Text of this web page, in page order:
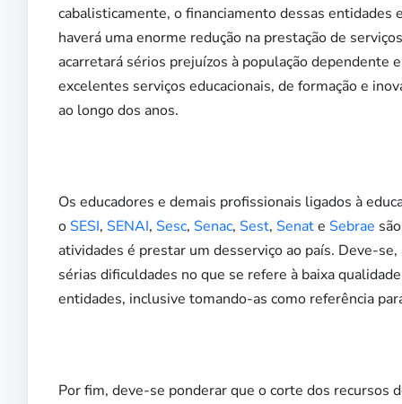
cabalisticamente, o financiamento dessas
haverá uma enorme redução na prestação de
acarretará sérios prejuízos à população dependente
excelentes serviços educacionais, de formação e
ao longo dos anos.
Os educadores e demais profissionais ligados à
o SESI, SENAI, Sesc, Senac, Sest, Senate Sebrae
atividades é prestar um desserviço ao país. Deve-
sérias dificuldades no que se refere à baixa
entidades, inclusive tomando-as como referência
Por fim, deve-se ponderar que o corte dos recursos